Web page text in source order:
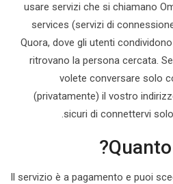
usare servizi che si chiamano
services (servizi di
Quora, dove gli utenti
ritrovano la persona cercata.
volete conversare solo
(privatamente) il vostro
sicuri di connettervi
Il servizio è a pagamento e puoi